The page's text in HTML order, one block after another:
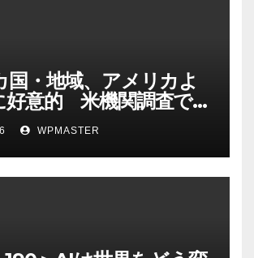
国・地域、アメリカよ
好意的 米機関調査で初
派にWPMASTER